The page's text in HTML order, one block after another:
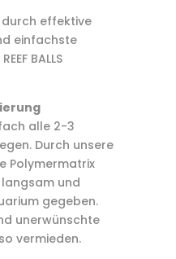
effektive
einfachste
BALLS
alle 2-3
Durch unsere
Polymermatrix
und
gegeben.
unerwünschte
vermieden.